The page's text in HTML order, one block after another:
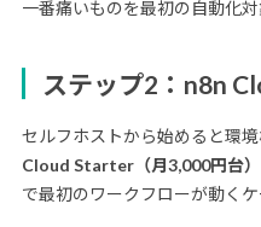
一番痛いものを最初の自動化対
ステップ2：n8n
セルフホストから始めると環境
Cloud Starter（月3,000円台）
で最初のワークフローが動くケ